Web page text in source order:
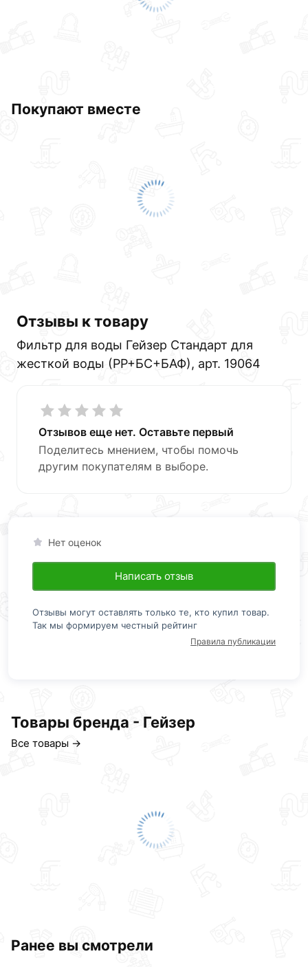
Данний товар от производителя
Покупают вместе
Отзывы к товару
Фильтр для воды Гейзер Стандарт для
жесткой воды (РР+БС+БАФ), арт. 19064
Отзывов еще нет. Оставьте первый
Поделитесь мнением, чтобы помочь
другим покупателям в выборе.
Нет оценок
Написать отзыв
Отзывы могут оставлять только те, кто купил товар.
Так мы формируем честный рейтинг
Правила публикации
Товары бренда - Гейзер
Все товары →
Ранее вы смотрели